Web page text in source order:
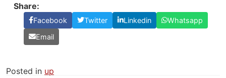
Share:
Facebook Twitter Linkedin
Whatsapp
Email
Posted in up